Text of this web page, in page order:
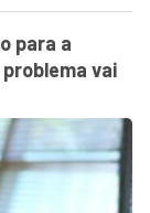
para a
vai